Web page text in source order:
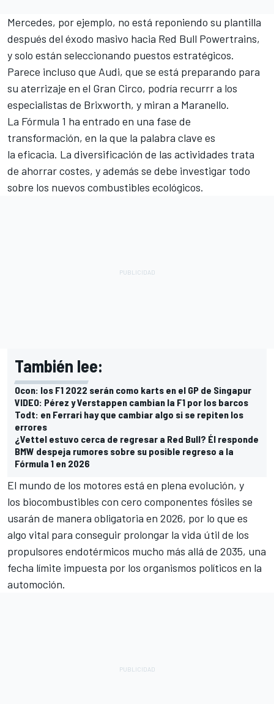
Mercedes, por ejemplo, no está reponiendo su plantilla
después del éxodo masivo hacia Red Bull Powertrains,
y solo están seleccionando puestos estratégicos.
Parece incluso que Audi, que se está preparando para
su aterrizaje en el Gran Circo, podría recurrr a los
especialistas de Brixworth, y miran a Maranello.
La Fórmula 1 ha entrado en una fase de
transformación, en la que la palabra clave es
la eficacia. La diversificación de las actividades trata
de ahorrar costes, y además se debe investigar todo
sobre los nuevos combustibles ecológicos.
También lee:
Ocon: los F1 2022 serán como karts en el GP de Singapur
VIDEO: Pérez y Verstappen cambian la F1 por los barcos
Todt: en Ferrari hay que cambiar algo si se repiten los
errores
¿Vettel estuvo cerca de regresar a Red Bull? Él responde
BMW despeja rumores sobre su posible regreso a la
Fórmula 1 en 2026
El mundo de los motores está en plena evolución, y
los biocombustibles con cero componentes fósiles se
usarán de manera obligatoria en 2026, por lo que es
algo vital para conseguir prolongar la vida útil de los
propulsores endotérmicos mucho más allá de 2035, una
fecha límite impuesta por los organismos políticos en la
automoción.